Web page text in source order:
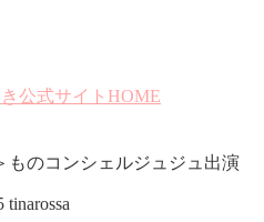
公式サイトHOME
ものコンシェルジュジュ出演
tinarossa